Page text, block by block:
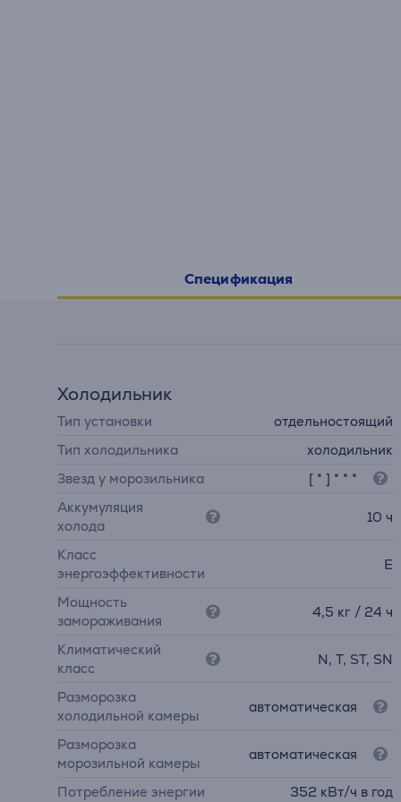
Спецификация
Холодильник
Тип установки
отдельностоящий
Тип холодильника
холодильник
Звезд у морозильника
[ * ] * * *
Аккумуляция
холода
10 ч
Класс
энергоэффективности
E
Мощность
замораживания
4,5 кг / 24 ч
Климатический
класс
N, T, ST, SN
Разморозка
холодильной камеры
автоматическая
Разморозка
морозильной камеры
автоматическая
Потребление энергии 352 кВт/ч в год